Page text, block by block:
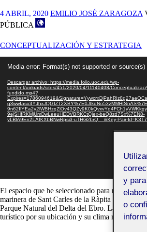
4 ABRIL, 2020 EMILIO JOSÉ ZARAGOZA
PÚBLICA
CONCEPTUALIZACIÓN Y ESTRATEGIA
Media error: Format(s) not supported or source(s)
Descargar archivo: https://media.folio.uoc.edu/wp-
content/uploads/sites/451/2020/04/11140408/
fundido.mp4?
9ejSHfRKMjUmDwLeeuHEDVBRKCtQiex-beQ8zd7Sx%7EN8-
yLBlA9En2LAfKXbBNwRpsi3-uTHG2brQ__&Key-Pair-
El espacio que he seleccionado para mi
marinera de Sant Carles de la Ràpita situada en
Parque Natural del Delta del Ebro. La
turístico por su ubicación y su clima
y
o